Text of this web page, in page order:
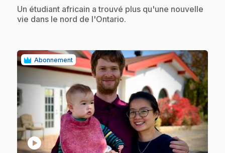
.Un étudiant africain a trouvé plus qu'une nouvelle
vie dans le nord de l'Ontario.
Abonnement
play_circle